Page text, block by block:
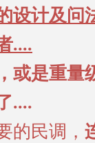
设计及问
....
或是重量
....
的民调，